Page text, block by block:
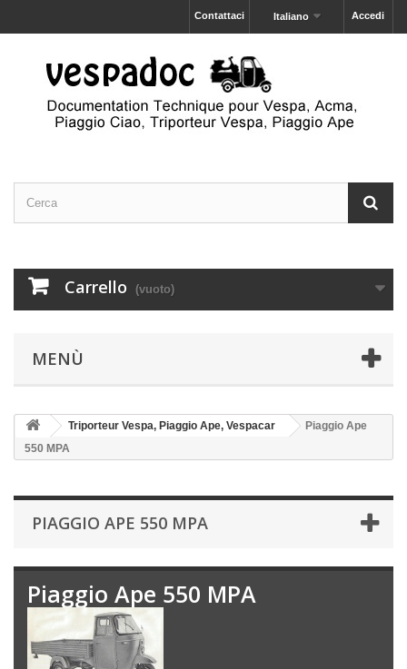
Accedi
Italiano
Contattaci
Carrello (vuoto)
MENÙ
Triporteur Vespa, Piaggio Ape, Vespacar
Piaggio Ape
550 MPA
PIAGGIO APE 550 MPA
Piaggio Ape 550 MPA